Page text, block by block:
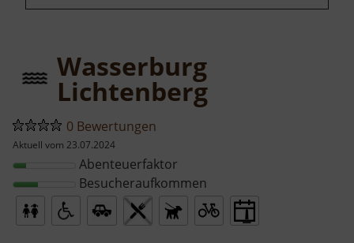
Wasserburg
Lichtenberg
0 Bewertungen
Aktuell vom 23.07.2024
Abenteuerfaktor
Besucheraufkommen